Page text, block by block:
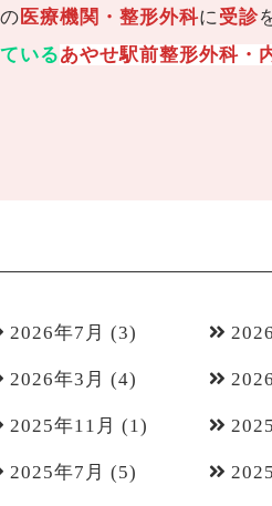
医療機関・整形外科に 受診
いるあやせ駅前整形外科・
2026年7月 (3)
2026年3月 (4)
2025年11月 (1)
2025年7月 (5)